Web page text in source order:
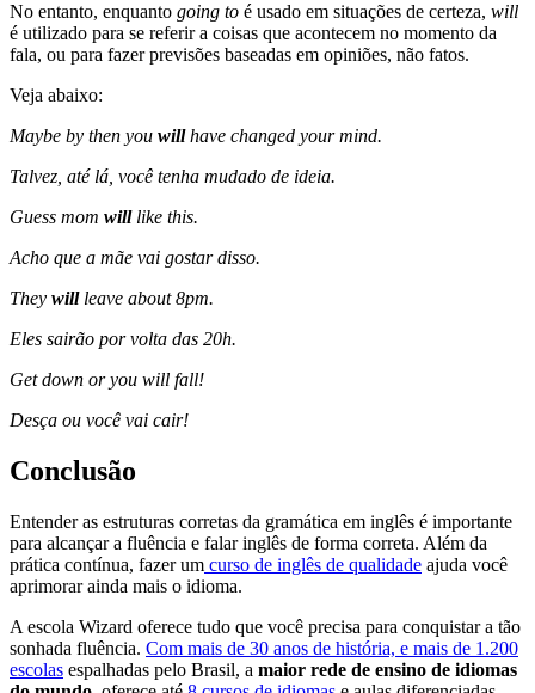
No entanto, enquanto going to é usado em situações de certeza, will
é utilizado para se referir a coisas que acontecem no momento da
fala, ou para fazer previsões baseadas em opiniões, não fatos.
Veja abaixo:
Maybe by then you willhave changed your mind.
Talvez, até lá, você tenha mudado de ideia.
Guess mom willlike this.
Acho que a mãe vai gostar disso.
They willleave about 8pm.
Eles sairão por volta das 20h.
Get down or you will fall!
Desça ou você vai cair!
Conclusão
Entender as estruturas corretas da gramática em inglês é importante
para alcançar a fluência e falar inglês de forma correta. Além da
prática contínua, fazer um curso de inglês de qualidade ajuda você
aprimorar ainda mais o idioma.
A escola Wizard oferece tudo que você precisa para conquistar a tão
sonhada fluência. Com mais de 30 anos de história, e mais de 1.200
escolas espalhadas pelo Brasil, a maior rede de ensino de idiomas